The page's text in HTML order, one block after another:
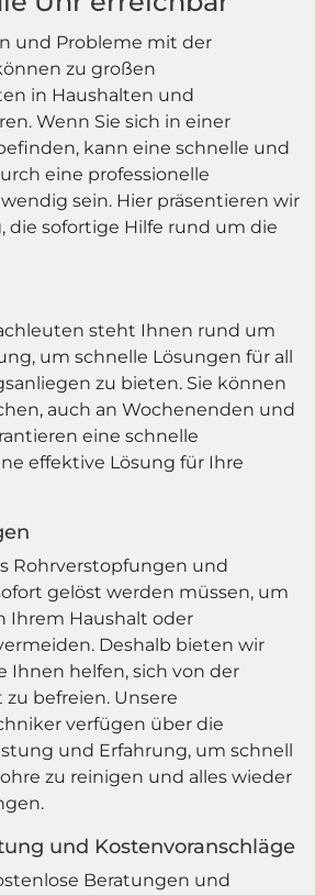
und Probleme mit der
zu großen
in Haushalten und
Wenn Sie sich in einer
kann eine schnelle und
eine professionelle
sein. Hier präsentieren wir
die sofortige Hilfe rund um die
steht Ihnen rund um
um schnelle Lösungen für all
zu bieten. Sie können
auch an Wochenenden und
eine schnelle
effektive Lösung für Ihre
Rohrverstopfungen und
gelöst werden müssen, um
Ihrem Haushalt oder
Deshalb bieten wir
Ihnen helfen, sich von der
befreien. Unsere
verfügen über die
und Erfahrung, um schnell
zu reinigen und alles wieder
und Kostenvoranschläge
Beratungen und